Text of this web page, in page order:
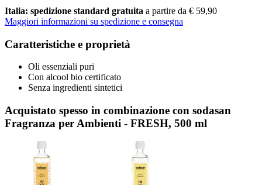
Italia: spedizione standard gratuita a partire da € 59,90
Maggiori informazioni su spedizione e consegna
Caratteristiche e proprietà
Oli essenziali puri
Con alcool bio certificato
Senza ingredienti sintetici
Acquistato spesso in combinazione con sodasan
Fragranza per Ambienti - FRESH, 500 ml